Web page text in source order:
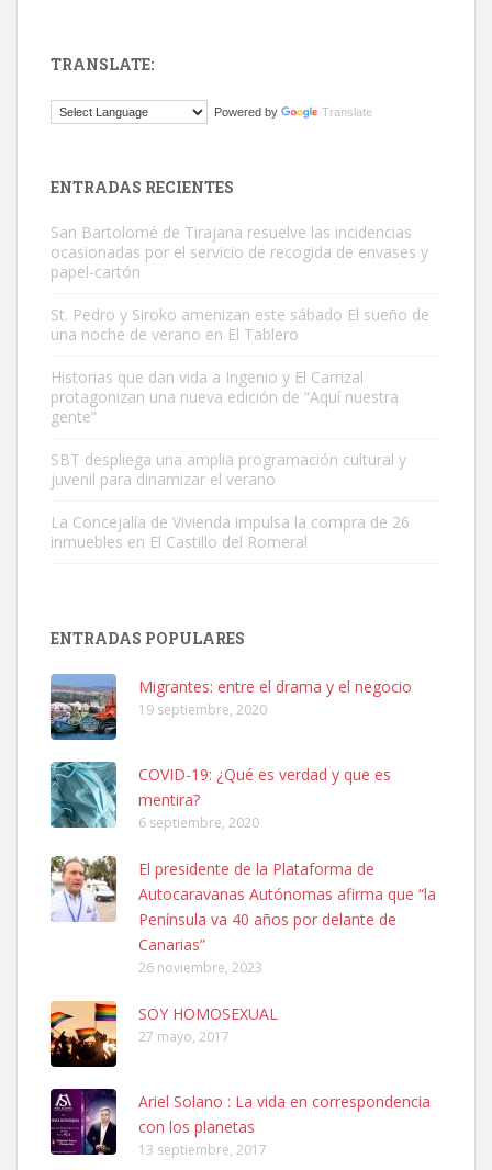
El ayuntamiento se va a llevar a Los Gatos callejeros de la zona los
Este gato macho ha aparecido en la calle hace menos de un mes,
es muy manso y extremadamente cari...
Leales.org » Gran Canaria
Leales.org » Gran Canaria
SHIBA PERDIDO AVDA JOSE MESA Y LOPEZ
PERRO MACHO RAZA SHIBA CON MICROCHIP PERDIDO HOY
06/07/2025 ZONA MESA Y LOPEZ. ES MUY ASUSTADIZO
Leales.org » Gran Canaria
6.7.2025
Ninfa perdida
El día 5 se los perdió una ninfa papillera, asustada tiene miedo a la
calle, se perdió por la zon...
TRANSLATE:
Powered by Translate
ENTRADAS RECIENTES
San Bartolomé de Tirajana resuelve las incidencias
ocasionadas por el servicio de recogida de envases y
papel-cartón
St. Pedro y Siroko amenizan este sábado El sueño de
una noche de verano en El Tablero
Historias que dan vida a Ingenio y El Carrizal
protagonizan una nueva edición de “Aquí nuestra
gente”
SBT despliega una amplia programación cultural y
juvenil para dinamizar el verano
La Concejalía de Vivienda impulsa la compra de 26
inmuebles en El Castillo del Romeral
ENTRADAS POPULARES
Migrantes: entre el drama y el negocio
19 septiembre, 2020
COVID-19: ¿Qué es verdad y que es
mentira?
6 septiembre, 2020
El presidente de la Plataforma de
Autocaravanas Autónomas afirma que “la
Península va 40 años por delante de
Canarias”
26 noviembre, 2023
SOY HOMOSEXUAL
27 mayo, 2017
Ariel Solano : La vida en correspondencia
con los planetas
13 septiembre, 2017